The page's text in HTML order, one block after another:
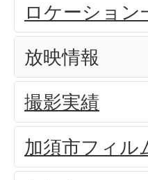
ロケーション
放映情報
撮影実績
加須市フィル